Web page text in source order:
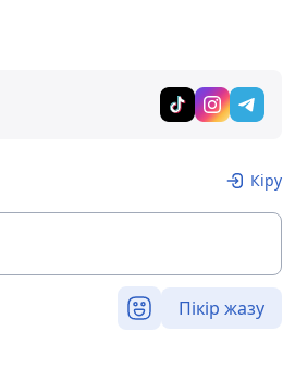
Кіру
Пікір жазу